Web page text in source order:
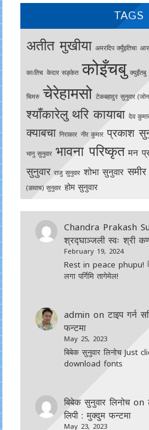
TAGS
अतीत मुखीया अमरदिप क्युँइतिचा
काःतिच केदार सङ्केत कोइँचबु क्युइँतबु
चिमरु चेरेहामसो टेकबहादुर सुनुवार
श्याँकारेलु थरि कायाबा देव
क्याबचा निराकार नीर कुमार प्रकाश
भानु सुनुवार भावना परिष्कृत मन
सुनुवार राजु सुनुवार शोभा सुनुवार
(ङावाच) सुनुवार होम सुनुवार
Chandra Prakash
श्रद्घाञ्जली स्वः श्री
February 19, 2024
Rest in peace phupu!
लगा पर्गिमि तागेमेल!
admin onटाइप गर्न
फन्टमा
May 25, 2023
बिबेक सुनुवार लिनोच Just
download fonts
बिबेक सुनुवार लिनोचon
लिपी : मुक्दुम फन्टमा
May 23, 2023